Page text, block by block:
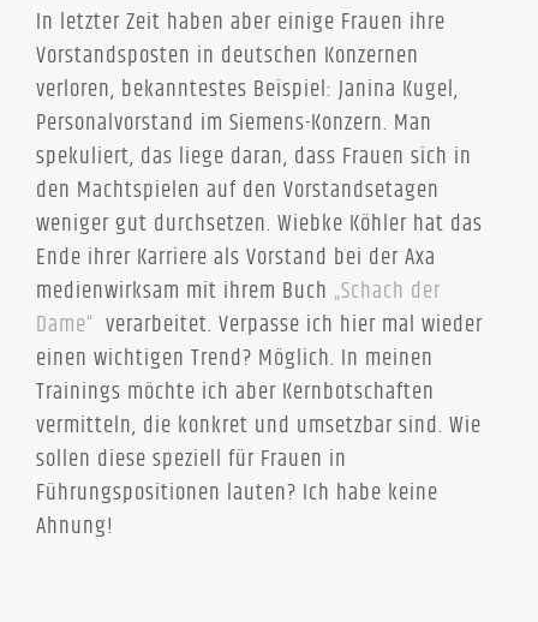
In letzter Zeit haben aber einige Frauen ihre
Vorstandsposten in deutschen Konzernen
verloren, bekanntestes Beispiel: Janina Kugel,
Personalvorstand im Siemens-Konzern. Man
spekuliert, das liege daran, dass Frauen sich in
den Machtspielen auf den Vorstandsetagen
weniger gut durchsetzen. Wiebke Köhler hat das
Ende ihrer Karriere als Vorstand bei der Axa
medienwirksam mit ihrem Buch „Schach der
Dame“ verarbeitet. Verpasse ich hier mal wieder
einen wichtigen Trend? Möglich. In meinen
Trainings möchte ich aber Kernbotschaften
vermitteln, die konkret und umsetzbar sind. Wie
sollen diese speziell für Frauen in
Führungspositionen lauten? Ich habe keine
Ahnung!